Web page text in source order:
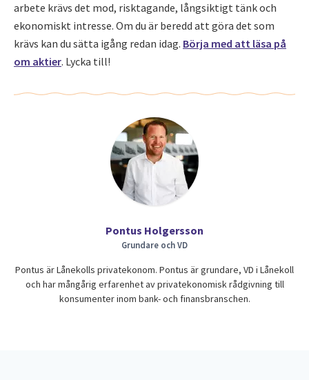
arbete krävs det mod, risktagande, långsiktigt tänk och
ekonomiskt intresse. Om du är beredd att göra det som
krävs kan du sätta igång redan idag. Börja med att läsa på
om aktier. Lycka till!
Pontus Holgersson
Grundare och VD
Pontus är Lånekolls privatekonom. Pontus är grundare, VD i Lånekoll
och har mångårig erfarenhet av privatekonomisk rådgivning till
konsumenter inom bank- och finansbranschen.